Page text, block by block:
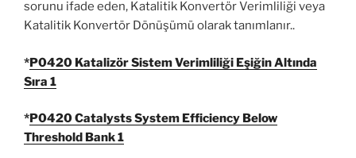
sorunu ifade eden, Katalitik Konvertör Verimliliği veya
Katalitik Konvertör Dönüşümü olarak tanımlanır..
*P0420 Katalizör Sistem Verimliliği Eşiğin Altında
Sıra 1
* P0420 Catalysts System Efficiency Below
Threshold Bank 1